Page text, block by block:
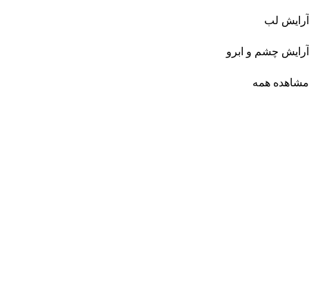
آرایش لب
آرایش چشم و ابرو
مشاهده همه